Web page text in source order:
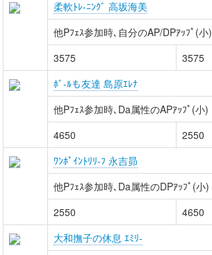
柔軟ﾄﾚ-ﾆﾝｸﾞ 高坂海美
他Pﾌｪｽ参加時､自分のAP/DPｱｯﾌﾟ(小)
3575
3575
ﾎﾞ-ﾙも友達 島原ｴﾚﾅ
他Pﾌｪｽ参加時､Da属性のAPｱｯﾌﾟ(小)
4650
2550
ﾜﾝﾎﾟｲﾝﾄﾘﾘ-ﾌ 永吉昴
他Pﾌｪｽ参加時､Da属性のDPｱｯﾌﾟ(小)
2550
4650
大和撫子の休息 ｴﾐﾘ-